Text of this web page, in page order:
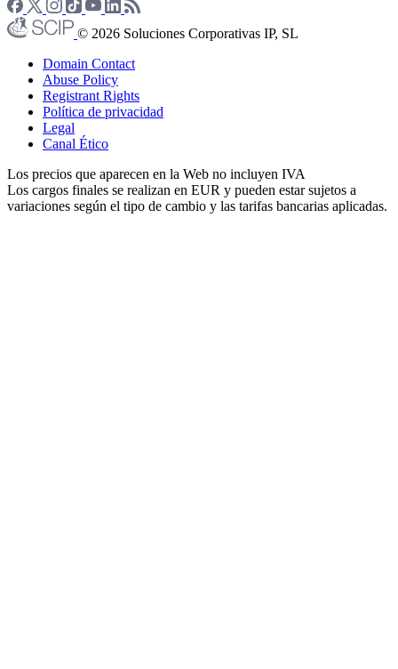
© 2026 Soluciones Corporativas IP, SL
Domain Contact
Abuse Policy
Registrant Rights
Política de privacidad
Legal
Canal Ético
Los precios que aparecen en la Web no incluyen IVA
Los cargos finales se realizan en EUR y pueden estar sujetos a
variaciones según el tipo de cambio y las tarifas bancarias aplicadas.